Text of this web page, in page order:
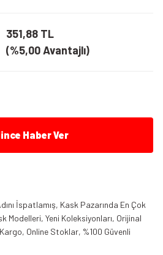
351,88 TL
(%5,00 Avantajlı)
Haber Ver
İspatlamış, Kask Pazarında En Çok
Modelleri, Yeni Koleksiyonları, Orijinal
Online Stoklar, %100 Güvenli